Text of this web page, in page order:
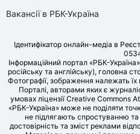
Вакансії в РБК-Україна
Ідентифікатор онлайн-медіа в
Інформаційний портал «РБК-
російську та англійську), головна
Фотографії, зображення належать
Порталі, авторами яких є
умовах ліцензії Creative Commons
«РБК-Україна» може не поділяти
не підлягають спростуванню
достовірність та зміст реклами